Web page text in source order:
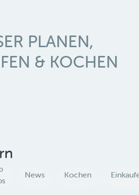
PLANEN,
& KOCHEN
News Kochen